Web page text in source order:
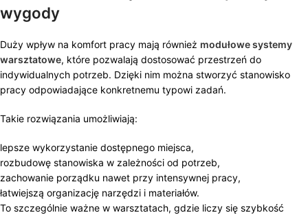
wygody
Duży wpływ na komfort pracy mają również modułowe systemy
warsztatowe, które pozwalają dostosować przestrzeń do
indywidualnych potrzeb. Dzięki nim można stworzyć stanowisko
pracy odpowiadające konkretnemu typowi zadań.
Takie rozwiązania umożliwiają:
lepsze wykorzystanie dostępnego miejsca,
rozbudowę stanowiska w zależności od potrzeb,
zachowanie porządku nawet przy intensywnej pracy,
łatwiejszą organizację narzędzi i materiałów.
To szczególnie ważne w warsztatach, gdzie liczy się szybkość